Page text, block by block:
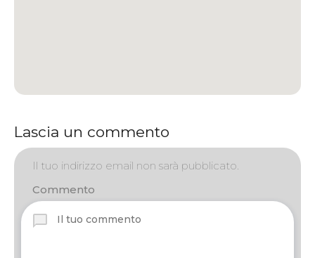
Lascia un commento
Il tuo indirizzo email non sarà pubblicato.
Commento